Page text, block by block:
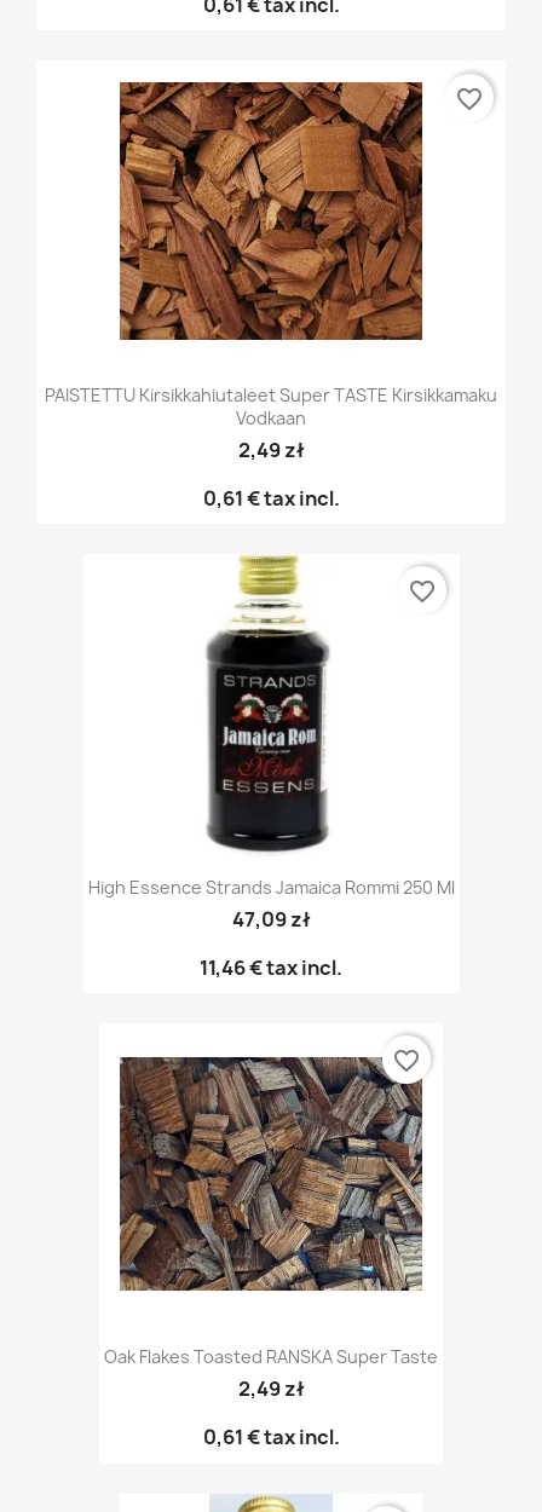
PAISTETTU Kirsikkahiutaleet Super TASTE Kirsikkamaku
Vodkaan
2,49 zł
0,61 €tax incl.
favorite_border
High Essence Strands Jamaica Rommi 250 Ml
47,09 zł
11,46 €tax incl.
favorite_border
Oak Flakes Toasted RANSKA Super Taste
2,49 zł
0,61 €tax incl.
favorite_border